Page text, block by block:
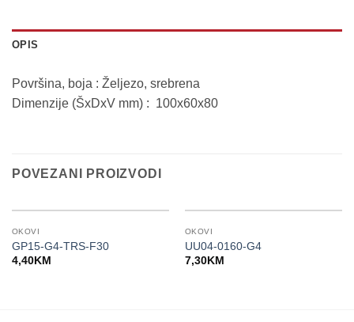
OPIS
Površina, boja : Željezo, srebrena
Dimenzije (ŠxDxV mm) : 100x60x80
POVEZANI PROIZVODI
OKOVI
GP15-G4-TRS-F30
4,40KM
OKOVI
UU04-0160-G4
7,30KM